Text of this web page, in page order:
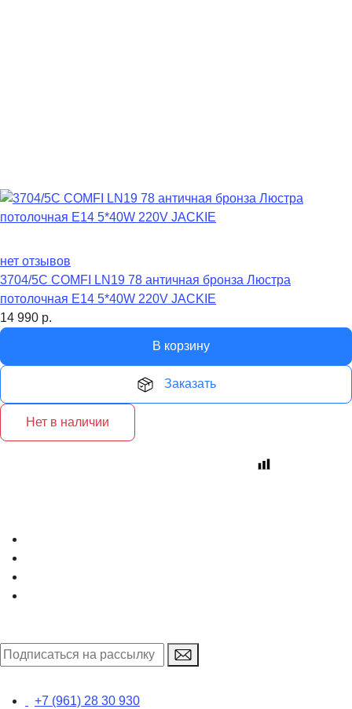
нет отзывов
3704/5C COMFI LN19 78 античная бронза Люстра
потолочная E14 5*40W 220V JACKIE
14 990 р.
В корзину
Заказать
Нет в наличии
+7 (961) 28 30 930